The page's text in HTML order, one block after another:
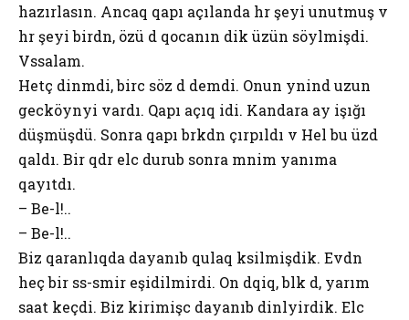
hazırlasın. Ancaq qapı açılanda hәr şeyi unutmuş vә
hәr şeyi birdәn, özü dә qocanın dik üzünә söylәmişdi.
Vәssalam.
Hetç dinmәdi, bircә söz dә demәdi. Onun әynindә uzun
gecәköynәyi vardı. Qapı açıq idi. Kandara ay işığı
düşmüşdü. Sonra qapı bәrkdәn çırpıldı vә Hel bu üzdә
qaldı. Bir qәdәr elәcә durub sonra mәnim yanıma
qayıtdı.
– Be-lә!..
– Be-lә!..
Biz qaranlıqda dayanıb qulaq kәsilmişdik. Evdәn
heç bir sәs-sәmir eşidilmirdi. On dәqiqә, bәlkә dә, yarım
saat keçdi. Biz kirimişcә dayanıb dinlәyirdik. Elәcә